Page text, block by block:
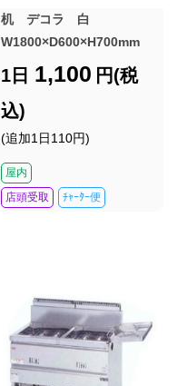
机 デコラ 白
W1800×D600×H700mm
1日 1,100 円(税
込)
(追加1日110円)
屋内
店頭受取
ﾁｬｰﾀｰ便